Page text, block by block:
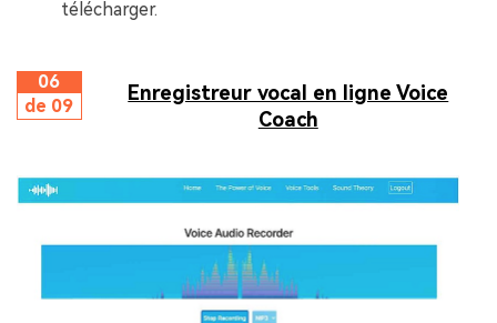
télécharger.
06
de 09
Enregistreur vocal en ligne Voice
Coach